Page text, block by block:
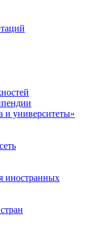
и университеты»
иностранных